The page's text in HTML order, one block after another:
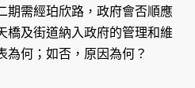
期需經珀欣路，政府會否順應
橋及街道納入政府的管理和維
為何；如否，原因為何？